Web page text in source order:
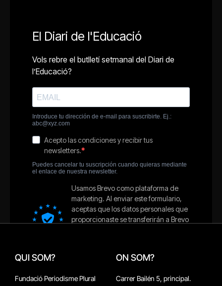
QUI SOM?
Fundació Periodisme Plural
ON SOM?
Carrer Bailén 5, principal.